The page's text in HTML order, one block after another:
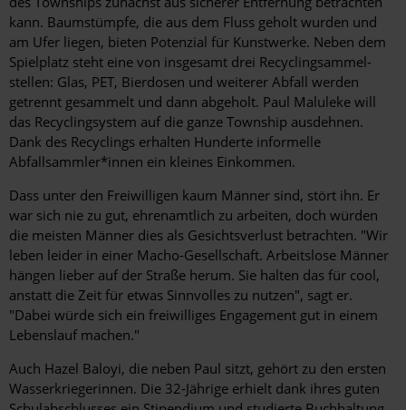
kann. Baumstümpfe, die aus dem Fluss geholt wurden und
am Ufer liegen, bieten Potenzial für Kunstwerke. Neben dem
Spielplatz steht eine von insgesamt drei Recyclingsammel­
stellen: Glas, PET, Bierdosen und weiterer Abfall werden
getrennt gesammelt und dann abgeholt. Paul Maluleke will
das ­Recyclingsystem auf die ganze Township ausdehnen.
Dank des Recyclings erhalten Hunderte informelle
Abfallsammler*innen ein kleines Einkommen.
Dass unter den Freiwilligen kaum Männer sind, stört ihn. Er
war sich nie zu gut, ehrenamtlich zu arbeiten, doch würden
die meisten Männer dies als Gesichtsverlust betrachten. "Wir
leben leider in einer Macho-Gesellschaft. Arbeitslose Männer
hängen lieber auf der Straße herum. Sie halten das für cool,
anstatt die Zeit für etwas Sinnvolles zu nutzen", sagt er.
"Dabei würde sich ein freiwilliges Engagement gut in einem
Lebenslauf machen."
Auch Hazel Baloyi, die neben Paul sitzt, gehört zu den ersten
Wasserkriegerinnen. Die 32-Jährige erhielt dank ihres guten